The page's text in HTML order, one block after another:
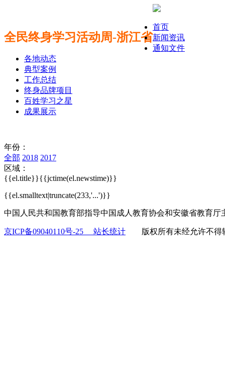
全民终身学习活动周-浙江省
首页
新闻资讯
通知文件
各地动态
典型案例
工作总结
终身品牌项目
百姓学习之星
成果展示
年份：
全部 2018 2017
区域：
{{el.title}}{{jctime(el.newstime)}}
{{el.smalltext|truncate(233,'...')}}
中国人民共和国教育部指导中国成人教育协会和安徽省教育厅
京ICP备09040110号-25 站长统计 版权所有未经允许不得